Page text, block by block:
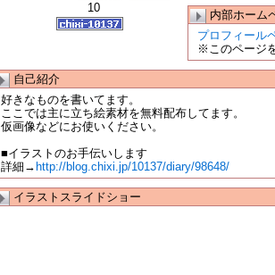
10
内部ホーム
プロフィール
※このページ
自己紹介
好きなものを書いてます。
ここでは主に立ち絵素材を無料配布してます。
仮画像などにお使いください。
■イラストのお手伝いします
詳細→ http://blog.chixi.jp/10137/diary/98648/
イラストスライドショー